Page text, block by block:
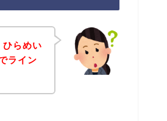
ひらめい
ライン